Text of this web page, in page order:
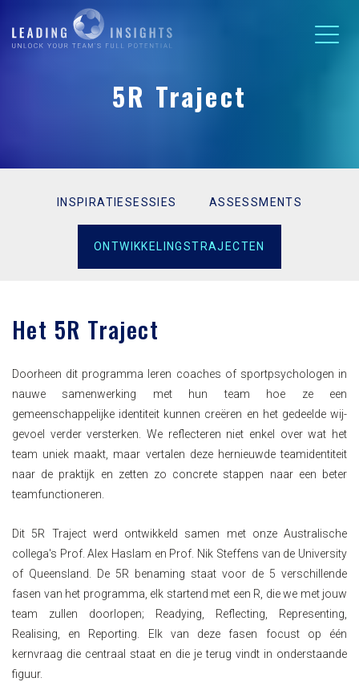
5R Traject
INSPIRATIESESSIES ASSESSMENTS
ONTWIKKELINGSTRAJECTEN
Het 5R Traject
Doorheen dit programma leren coaches of sportpsychologen in
nauwe samenwerking met hun team hoe ze een
gemeenschappelijke identiteit kunnen creëren en het gedeelde wij-
gevoel verder versterken. We reflecteren niet enkel over wat het
team uniek maakt, maar vertalen deze hernieuwde teamidentiteit
naar de praktijk en zetten zo concrete stappen naar een beter
teamfunctioneren.
Dit 5R Traject werd ontwikkeld samen met onze Australische
collega's Prof. Alex Haslam en Prof. Nik Steffens van de University
of Queensland. De 5R benaming staat voor de 5 verschillende
fasen van het programma, elk startend met een R, die we met jouw
team zullen doorlopen; Readying, Reflecting, Representing,
Realising, en Reporting. Elk van deze fasen focust op één
kernvraag die centraal staat en die je terug vindt in onderstaande
figuur.